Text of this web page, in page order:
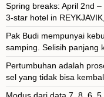
Spring breaks: April 2nd
3-star hotel in
Pak Budi mempunyai
samping. Selisih panjang
Pertumbuhan adalah
sel yang tidak bisa
Modus dari data 7, 8, 6,